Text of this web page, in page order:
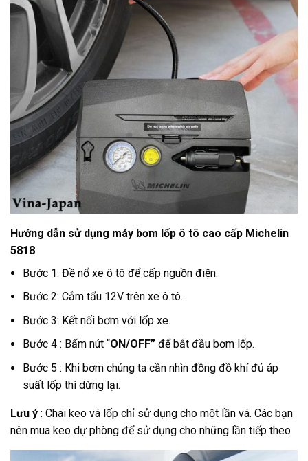
Hướng dẫn sử dụng máy bơm lốp ô tô cao cấp Michelin
5818
Bước 1: Đề nổ xe ô tô để cấp nguồn điện.
Bước 2: Cắm tẩu 12V trên xe ô tô.
Bước 3: Kết nối bơm với lốp xe.
Bước 4 : Bấm nút “ON/OFF” để bắt đầu bơm lốp.
Bước 5 : Khi bơm chúng ta cần nhìn đồng đồ khí đủ áp
suất lốp thì dừng lại.
Lưu ý : Chai keo vá lốp chỉ sử dụng cho một lần vá. Các bạn
nên mua keo dự phòng để sử dụng cho những lần tiếp theo